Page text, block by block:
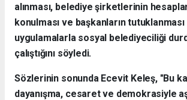
alınması, belediye şirketlerinin
konulması ve başkanların
uygulamalarla sosyal belediyeciliği
çalıştığını söyledi.
Sözlerinin sonunda Ecevit Keleş, "Bu
dayanışma, cesaret ve demokrasiyle